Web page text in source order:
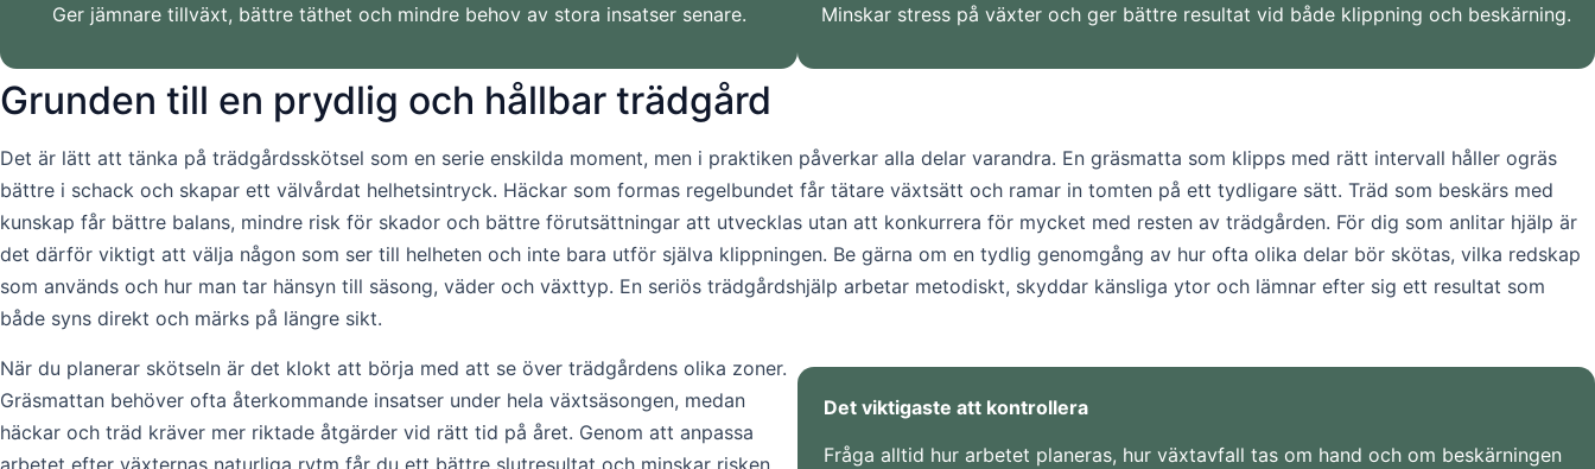
Ger jämnare tillväxt, bättre täthet och mindre behov av stora insatser senare.
Minskar stress på växter och ger bättre resultat vid både klippning och beskärning.
Grunden till en prydlig och hållbar trädgård
Det är lätt att tänka på trädgårdsskötsel som en serie enskilda moment, men i praktiken påverkar alla delar varandra. En gräsmatta som klipps med rätt intervall håller ogräs
bättre i schack och skapar ett välvårdat helhetsintryck. Häckar som formas regelbundet får tätare växtsätt och ramar in tomten på ett tydligare sätt. Träd som beskärs med
kunskap får bättre balans, mindre risk för skador och bättre förutsättningar att utvecklas utan att konkurrera för mycket med resten av trädgården. För dig som anlitar hjälp är
det därför viktigt att välja någon som ser till helheten och inte bara utför själva klippningen. Be gärna om en tydlig genomgång av hur ofta olika delar bör skötas, vilka redskap
som används och hur man tar hänsyn till säsong, väder och växttyp. En seriös trädgårdshjälp arbetar metodiskt, skyddar känsliga ytor och lämnar efter sig ett resultat som
både syns direkt och märks på längre sikt.
När du planerar skötseln är det klokt att börja med att se över trädgårdens olika zoner.
Gräsmattan behöver ofta återkommande insatser under hela växtsäsongen, medan
häckar och träd kräver mer riktade åtgärder vid rätt tid på året. Genom att anpassa
arbetet efter växternas naturliga rytm får du ett bättre slutresultat och minskar risken
Det viktigaste att kontrollera
Fråga alltid hur arbetet planeras, hur växtavfall tas om hand och om beskärningen